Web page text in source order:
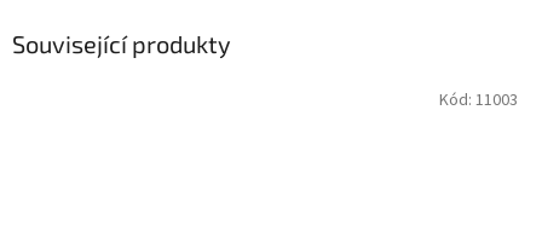
Související produkty
Kód: 11003